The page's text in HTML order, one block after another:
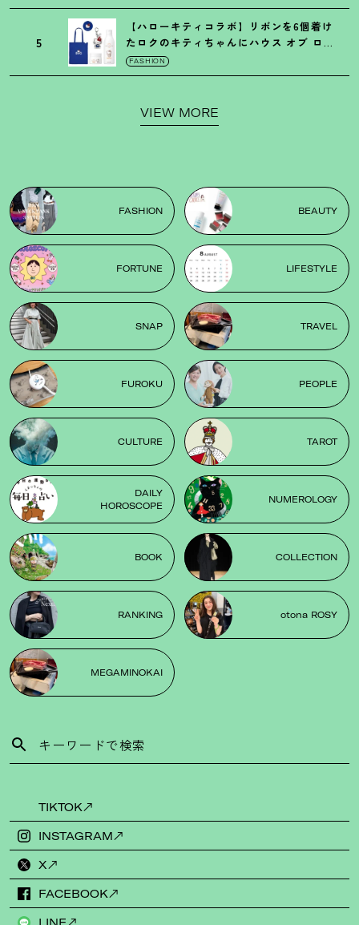
5
【ハローキティコラボ】リボンを6個着け
たロクのキティちゃんにハウス オブ ロー
ゼの限定パケも
FASHION
VIEW MORE
FASHION BEAUTY
FORTUNE LIFESTYLE
SNAP TRAVEL
FUROKU PEOPLE
CULTURE TAROT
DAILY
HOROSCOPE
NUMEROLOGY
BOOK COLLECTION
RANKING otona ROSY
MEGAMINOKAI
TIKTOK
INSTAGRAM
X
FACEBOOK